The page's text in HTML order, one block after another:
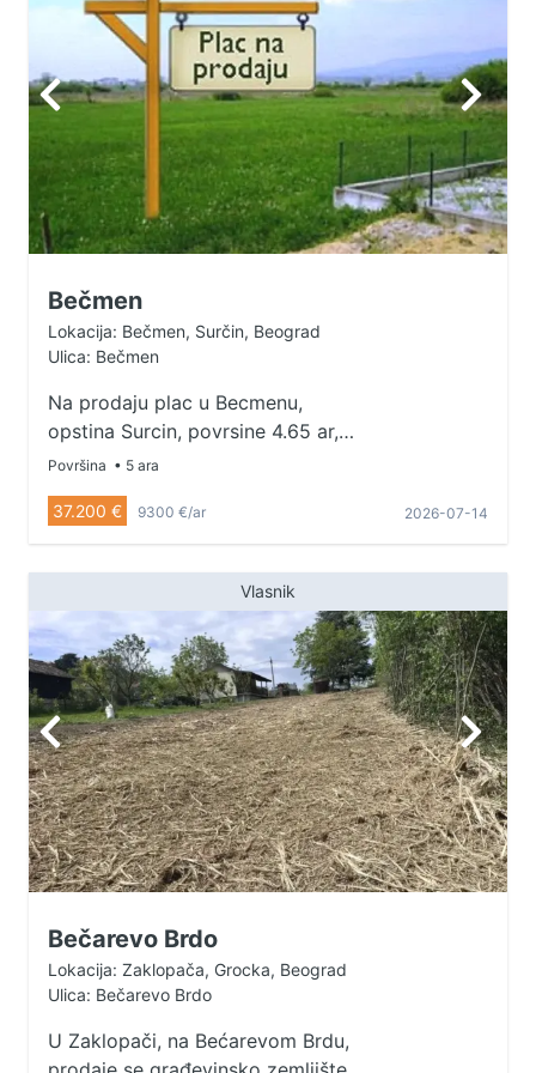
Bečmen
Lokacija: Bečmen, Surčin, Beograd
Ulica: Bečmen
Na prodaju plac u Becmenu,
opstina Surcin, povrsine 4.65 ar,
vlasnik 1/1. Za sve informacije
Površina • 5 ara
37.200 € 9300 €/ar 2026-07-14
Vlasnik
Bečarevo Brdo
Lokacija: Zaklopača, Grocka, Beograd
Ulica: Bečarevo Brdo
U Zaklopači, na Bećarevom Brdu,